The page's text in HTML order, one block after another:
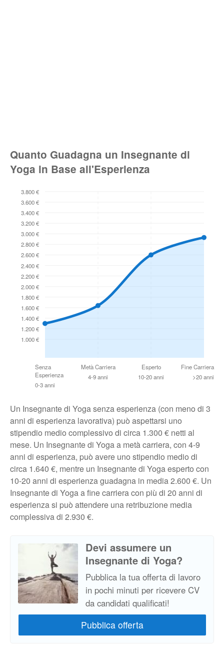
Quanto Guadagna un Insegnante di
Yoga in Base all'Esperienza
1.000 €
1.200 €
1.400 €
1.600 €
1.800 €
2.000 €
2.200 €
2.400 €
2.600 €
2.800 €
3.000 €
3.200 €
3.400 €
3.600 €
3.800 €
Senza
Esperienza
0-3 anni
Metà Carriera
4-9 anni
Esperto
10-20 anni
Fine Carriera
>20 anni
Un Insegnante di Yoga senza esperienza (con meno di 3
anni di esperienza lavorativa) può aspettarsi uno
stipendio medio complessivo di circa 1.300 € netti al
mese. Un Insegnante di Yoga a metà carriera, con 4-9
anni di esperienza, può avere uno stipendio medio di
circa 1.640 €, mentre un Insegnante di Yoga esperto con
10-20 anni di esperienza guadagna in media 2.600 €. Un
Insegnante di Yoga a fine carriera con più di 20 anni di
esperienza si può attendere una retribuzione media
complessiva di 2.930 €.
Devi assumere un
Insegnante di Yoga?
Pubblica la tua offerta di lavoro
in pochi minuti per ricevere CV
da candidati qualificati!